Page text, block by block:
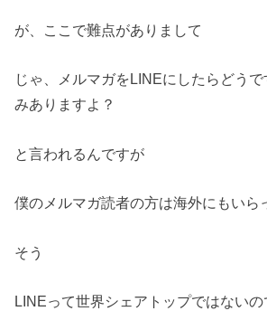
が、ここで難点がありまして
じゃ、メルマガをLINEにしたらどう
みありますよ？
と言われるんですが
僕のメルマガ読者の方は海外にもいら
そう
LINEって世界シェアトップではないの